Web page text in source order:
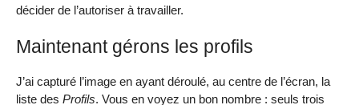
décider de l’autoriser à travailler.
Maintenant gérons les profils
J’ai capturé l’image en ayant déroulé, au centre de l’écran, la
liste des Profils. Vous en voyez un bon nombre : seuls trois